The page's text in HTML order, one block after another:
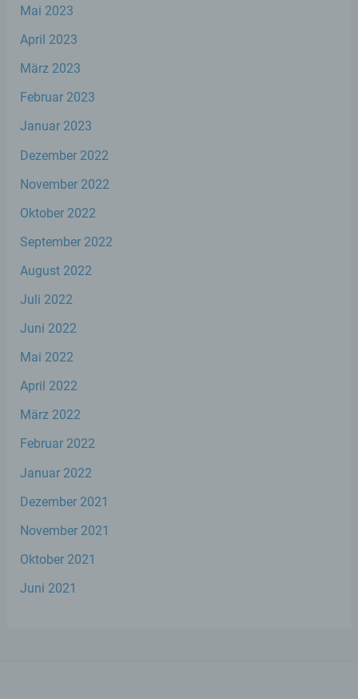
Mai 2023
April 2023
März 2023
Februar 2023
Januar 2023
Dezember 2022
November 2022
Oktober 2022
September 2022
August 2022
Juli 2022
Juni 2022
Mai 2022
April 2022
März 2022
Februar 2022
Januar 2022
Dezember 2021
November 2021
Oktober 2021
Juni 2021
personenbezogenen Daten entscheidet.
Verarbeitung durch das Unionsrecht oder
so kann der Verantwortliche
Kriterien seiner Benennung nach dem
Mitgliedstaaten vorgesehen werden.
h) Auftragsverarbeiter
Auftragsverarbeiter ist eine natürliche oder
juristische Person, Behörde, Einrichtung
oder andere Stelle, die personenbezogene
juristische Person, Behörde, Einrichtung
Daten offengelegt werden, unabhängig
handelt oder nicht. Behörden, die im
Untersuchungsauftrags nach dem
Unionsrecht oder dem Recht der
Mitgliedstaaten möglicherweise
personenbezogene Daten erhalten, gelten
jedoch nicht als Empfänger.